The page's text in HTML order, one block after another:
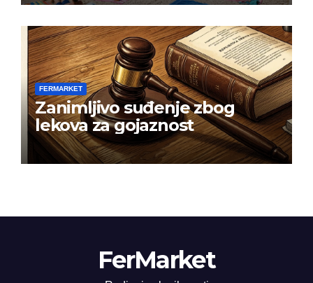
FERMARKET
Zanimljivo suđenje zbog
lekova za gojaznost
FerMarket